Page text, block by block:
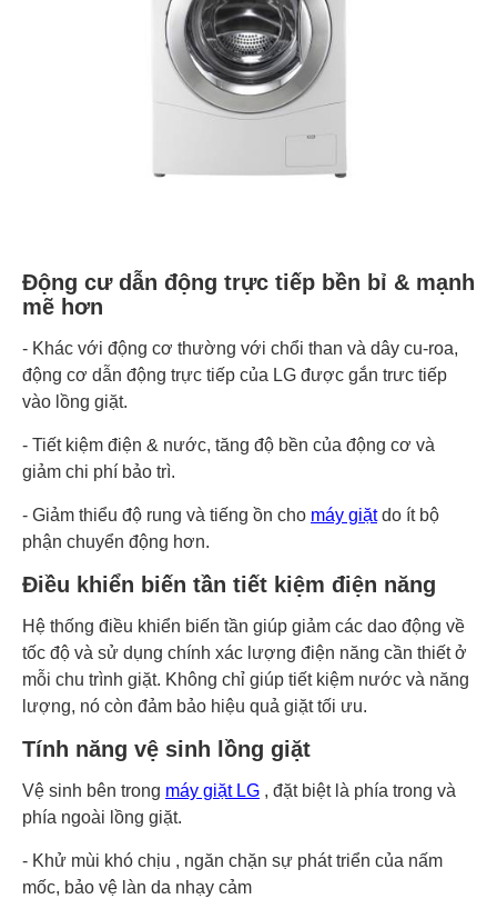
Động cư dẫn động trực tiếp bền bỉ & mạnh
mẽ hơn
- Khác với động cơ thường với chổi than và dây cu-roa,
động cơ dẫn động trực tiếp của LG được gắn trưc tiếp
vào lồng giặt.
- Tiết kiệm điện & nước, tăng độ bền của động cơ và
giảm chi phí bảo trì.
- Giảm thiểu độ rung và tiếng ồn cho máy giặtdo ít bộ
phận chuyển động hơn.
Điều khiển biến tần tiết kiệm điện năng
Hệ thống điều khiển biến tần giúp giảm các dao động về
tốc độ và sử dụng chính xác lượng điện năng cần thiết ở
mỗi chu trình giặt. Không chỉ giúp tiết kiệm nước và năng
lượng, nó còn đảm bảo hiệu quả giặt tối ưu.
Tính năng vệ sinh lồng giặt
Vệ sinh bên trong máy giặt LG , đặt biệt là phía trong và
phía ngoài lồng giặt.
- Khử mùi khó chịu , ngăn chặn sự phát triển của nấm
mốc, bảo vệ làn da nhạy cảm